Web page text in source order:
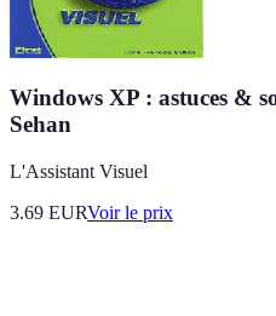
Windows XP : astuces &
Sehan
L'Assistant Visuel
3.69 EURVoir le prix